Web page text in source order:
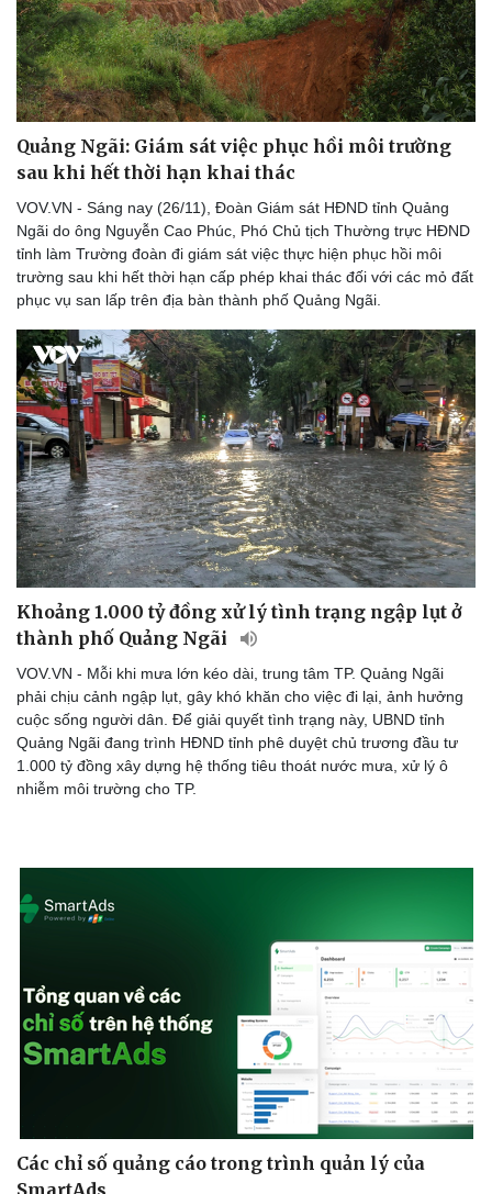
Quảng Ngãi: Giám sát việc phục hồi môi trường
sau khi hết thời hạn khai thác
VOV.VN - Sáng nay (26/11), Đoàn Giám sát HĐND tỉnh Quảng
Ngãi do ông Nguyễn Cao Phúc, Phó Chủ tịch Thường trực HĐND
tỉnh làm Trường đoàn đi giám sát việc thực hiện phục hồi môi
trường sau khi hết thời hạn cấp phép khai thác đối với các mỏ đất
phục vụ san lấp trên địa bàn thành phố Quảng Ngãi.
Khoảng 1.000 tỷ đồng xử lý tình trạng ngập lụt ở
thành phố Quảng Ngãi
VOV.VN - Mỗi khi mưa lớn kéo dài, trung tâm TP. Quảng Ngãi
phải chịu cảnh ngập lụt, gây khó khăn cho việc đi lại, ảnh hưởng
cuộc sống người dân. Để giải quyết tình trạng này, UBND tỉnh
Quảng Ngãi đang trình HĐND tỉnh phê duyệt chủ trương đầu tư
1.000 tỷ đồng xây dựng hệ thống tiêu thoát nước mưa, xử lý ô
nhiễm môi trường cho TP.
Các chỉ số quảng cáo trong trình quản lý của